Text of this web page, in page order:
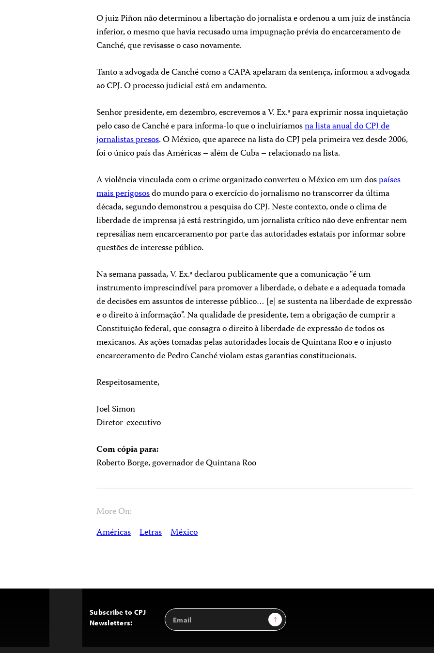
O juiz Piñon não determinou a libertação do jornalista e ordenou a um juiz de instância
inferior, o mesmo que havia recusado uma impugnação prévia do encarceramento de
Canché, que revisasse o caso novamente.
Tanto a advogada de Canché como a CAPA apelaram da sentença, informou a advogada
ao CPJ. O processo judicial está em andamento.
Senhor presidente, em dezembro, escrevemos a V. Ex.ª para exprimir nossa inquietação
pelo caso de Canché e para informa-lo que o incluiríamosna lista anual do CPJ de
jornalistas presos. O México, que aparece na lista do CPJ pela primeira vez desde 2006,
foi o único país das Américas – além de Cuba – relacionado na lista.
A violência vinculada com o crime organizado converteu o México em um dospaíses
mais perigososdo mundo para o exercício do jornalismo no transcorrer da última
década, segundo demonstrou a pesquisa do CPJ. Neste contexto, onde o clima de
liberdade de imprensa já está restringido, um jornalista crítico não deve enfrentar nem
represálias nem encarceramento por parte das autoridades estatais por informar sobre
questões de interesse público.
Na semana passada, V. Ex.ª declarou publicamente que a comunicação “é um
instrumento imprescindível para promover a liberdade, o debate e a adequada tomada
de decisões em assuntos de interesse público… [e] se sustenta na liberdade de expressão
e o direito à informação”. Na qualidade de presidente, tem a obrigação de cumprir a
Constituição federal, que consagra o direito à liberdade de expressão de todos os
mexicanos. As ações tomadas pelas autoridades locais de Quintana Roo e o injusto
encarceramento de Pedro Canché violam estas garantias constitucionais.
Respeitosamente,
Joel Simon
Diretor-executivo
Com cópia para:
Roberto Borge, governador de Quintana Roo
More On:
Américas Letras México
Subscribe to CPJ
Newsletters:
Email
Address
Sign Up